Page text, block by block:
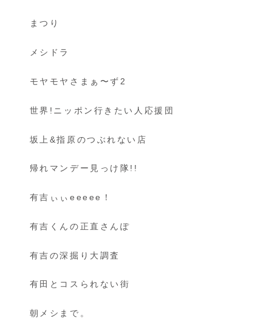
まつり
メシドラ
モヤモヤさまぁ〜ず2
世界!ニッポン行きたい人応援団
坂上&指原のつぶれない店
帰れマンデー見っけ隊!!
有吉ぃぃeeeee！
有吉くんの正直さんぽ
有吉の深掘り大調査
有田とコスられない街
朝メシまで。